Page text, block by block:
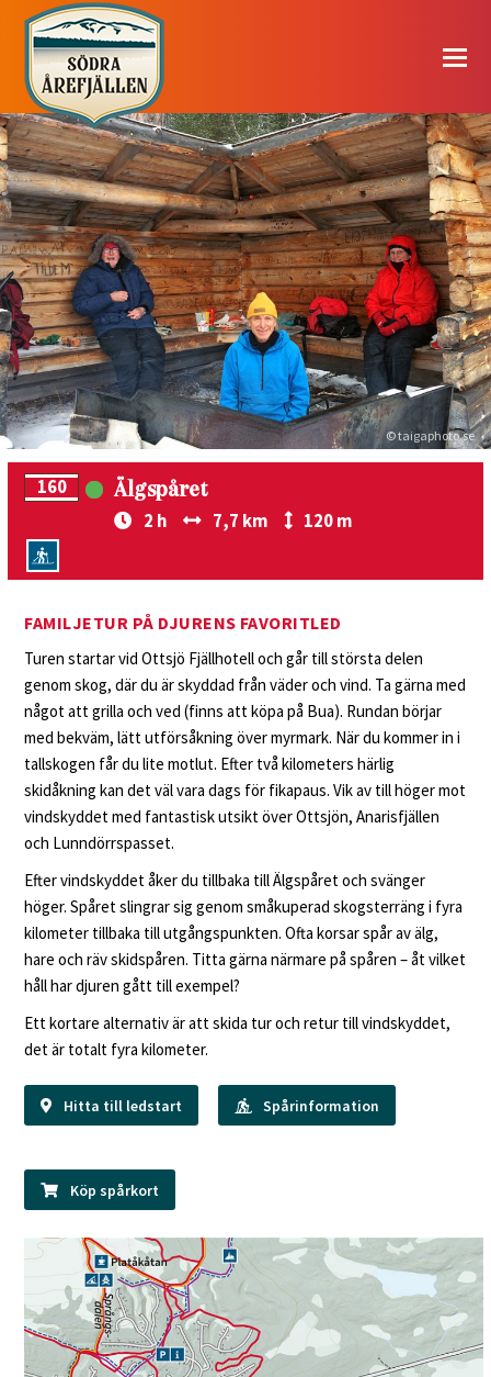
© taigaphoto.se
160 Älgspåret
2 h 7,7 km 120 m
FAMILJETUR PÅ DJURENS FAVORITLED
Turen startar vid Ottsjö Fjällhotell och går till största delen
genom skog, där du är skyddad från väder och vind. Ta gärna med
något att grilla och ved (finns att köpa på Bua). Rundan börjar
med bekväm, lätt utförsåkning över myrmark. När du kommer in i
tallskogen får du lite motlut. Efter två kilometers härlig
skidåkning kan det väl vara dags för fikapaus. Vik av till höger mot
vindskyddet med fantastisk utsikt över Ottsjön, Anarisfjällen
och Lunndörrspasset.
Efter vindskyddet åker du tillbaka till Älgspåret och svänger
höger. Spåret slingrar sig genom småkuperad skogsterräng i fyra
kilometer tillbaka till utgångspunkten. Ofta korsar spår av älg,
hare och räv skidspåren. Titta gärna närmare på spåren – åt vilket
håll har djuren gått till exempel?
Ett kortare alternativ är att skida tur och retur till vindskyddet,
det är totalt fyra kilometer.
Hitta till ledstart Spårinformation
Köp spårkort